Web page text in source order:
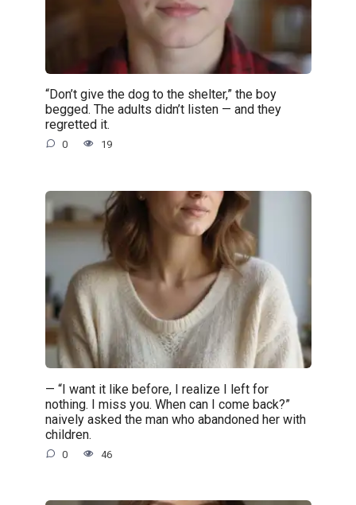
“Don’t give the dog to the shelter,” the boy
begged. The adults didn’t listen — and they
regretted it.
0 19
— “I want it like before, I realize I left for
nothing. I miss you. When can I come back?”
naively asked the man who abandoned her with
children.
0 46